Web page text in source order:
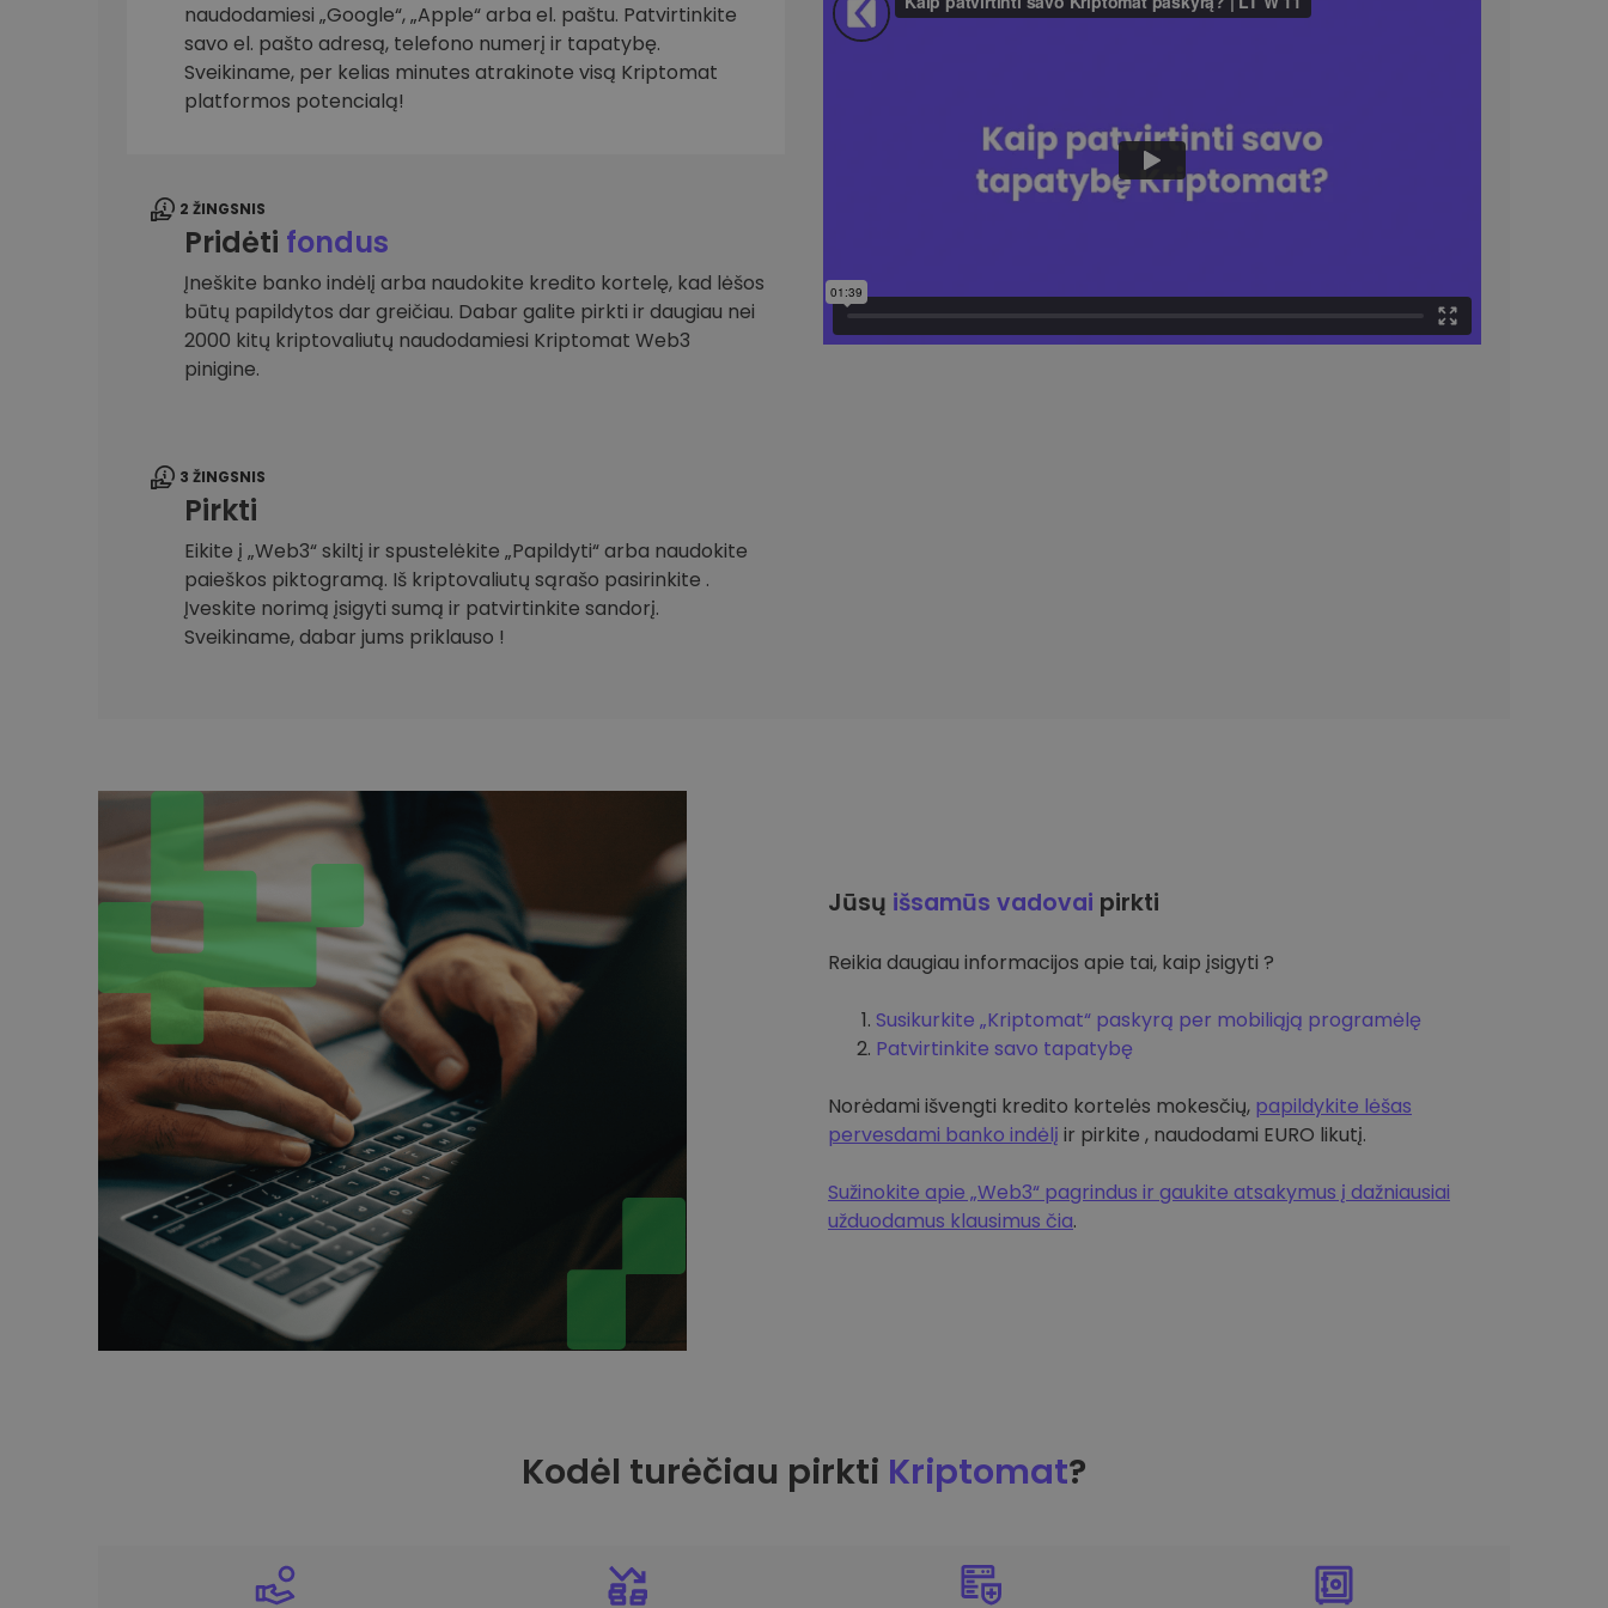
Investicijų tyrinėtojas
Rask savo kripto strategiją
naudodamiesi „Google“, „Apple“ arba el. paštu. Patvirtinkite
savo el. pašto adresą, telefono numerį ir tapatybę.
Sveikiname, per kelias minutes atrakinote visą Kriptomat
platformos potencialą!
2 ŽINGSNIS
Pridėti fondus
Įneškite banko indėlį arba naudokite kredito kortelę, kad lėšos
būtų papildytos dar greičiau. Dabar galite pirkti ir daugiau nei
2000 kitų kriptovaliutų naudodamiesi Kriptomat Web3
pinigine.
3 ŽINGSNIS
Pirkti
Eikite į „Web3“ skiltį ir spustelėkite „Papildyti“ arba naudokite
paieškos piktogramą. Iš kriptovaliutų sąrašo pasirinkite .
Įveskite norimą įsigyti sumą ir patvirtinkite sandorį.
Sveikiname, dabar jums priklauso !
Jūsų išsamūs vadovai pirkti
Reikia daugiau informacijos apie tai, kaip įsigyti ?
Susikurkite „Kriptomat“ paskyrą per mobiliąją programėlę
Patvirtinkite savo tapatybę
Norėdami išvengti kredito kortelės mokesčių, papildykite lėšas
pervesdami banko indėlį ir pirkite , naudodami EURO likutį.
Sužinokite apie „Web3“ pagrindus ir gaukite atsakymus į dažniausiai
užduodamus klausimus čia.
Kodėl turėčiau pirkti Kriptomat?